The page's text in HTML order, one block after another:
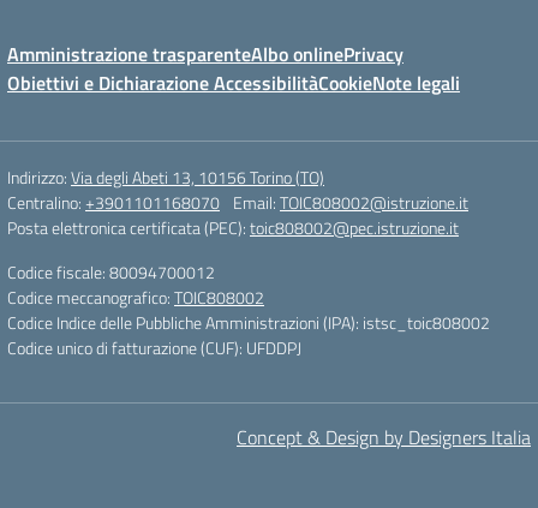
Amministrazione trasparenteAlbo onlinePrivacy
Obiettivi e Dichiarazione AccessibilitàCookieNote legali
Indirizzo:Via degli Abeti 13, 10156 Torino (TO)
Centralino:+3901101168070 Email:TOIC808002@istruzione.it
Posta elettronica certificata (PEC):toic808002@pec.istruzione.it
Codice fiscale: 80094700012
Codice meccanografico:TOIC808002
Codice Indice delle Pubbliche Amministrazioni (IPA): istsc_toic808002
Codice unico di fatturazione (CUF): UFDDPJ
Concept & Design by Designers Italia